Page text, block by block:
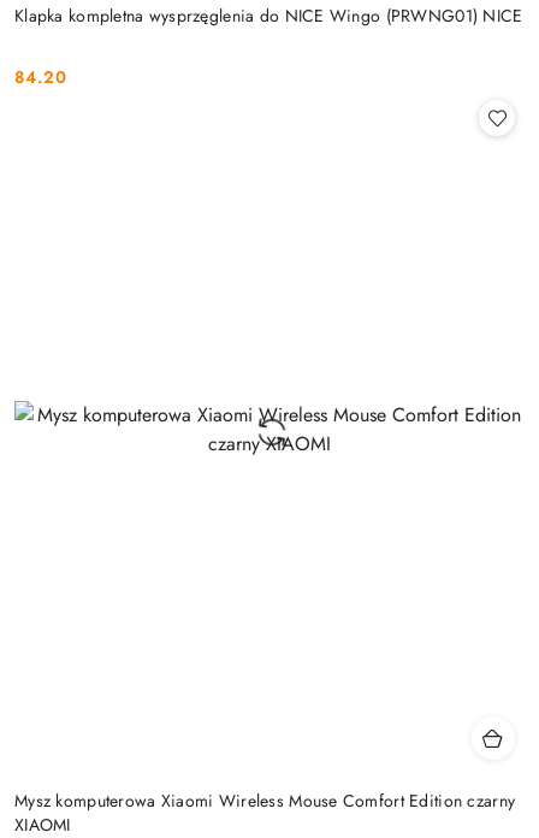
Klapka kompletna wysprzęglenia do NICE Wingo (PRWNG01) NICE
Cena:
84.20
Mysz komputerowa Xiaomi Wireless Mouse Comfort Edition czarny
XIAOMI